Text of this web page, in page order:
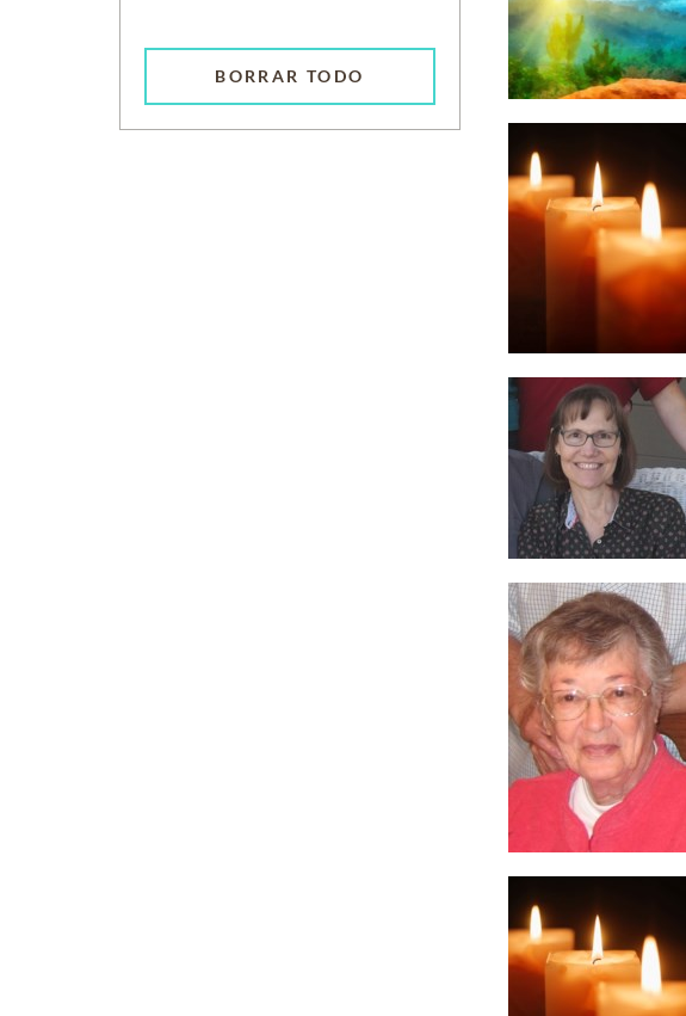
BORRAR TODO